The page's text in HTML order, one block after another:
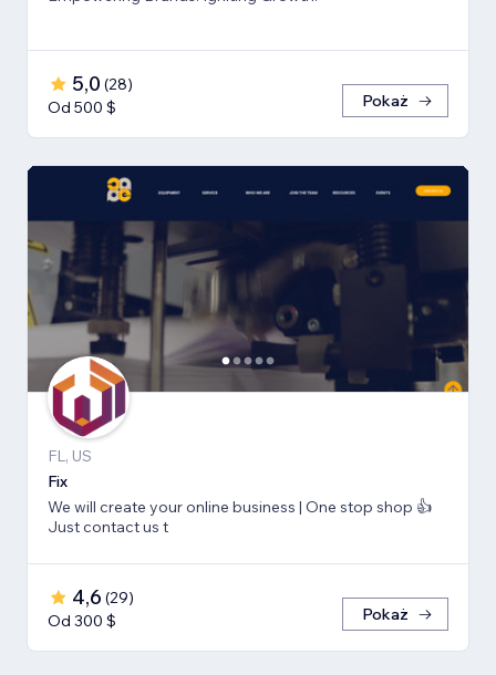
5,0 (28)
Od 500 $
Pokaż
FL, US
Fix
We will create your online business | One stop shop 👍
Just contact us t
4,6 (29)
Od 300 $
Pokaż